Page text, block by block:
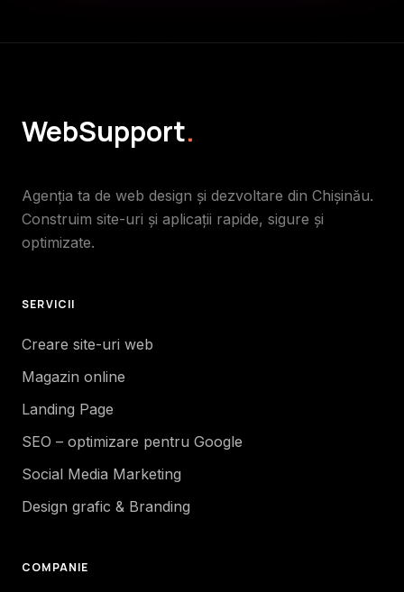
WebSupport.
Agenția ta de web design și dezvoltare din Chișinău.
Construim site-uri și aplicații rapide, sigure și
optimizate.
SERVICII
Creare site-uri web
Magazin online
Landing Page
SEO – optimizare pentru Google
Social Media Marketing
Design grafic & Branding
COMPANIE